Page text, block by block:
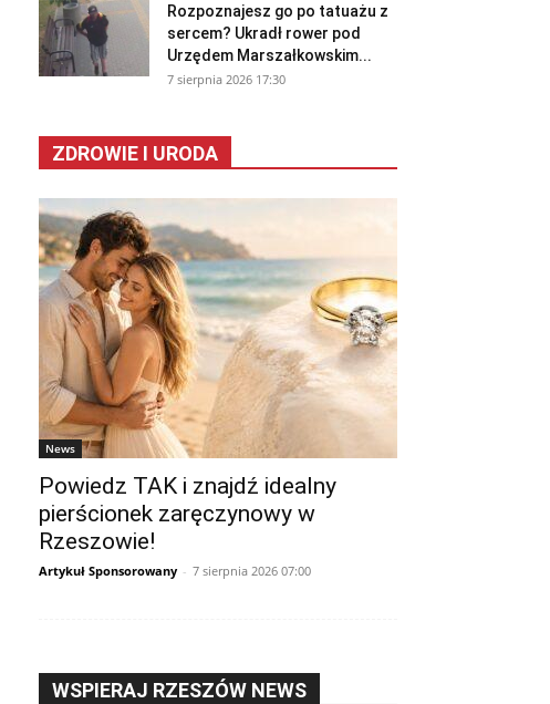
Rozpoznajesz go po tatuażu z
sercem? Ukradł rower pod
Urzędem Marszałkowskim...
7 sierpnia 2026 17:30
ZDROWIE I URODA
News
Powiedz TAK i znajdź idealny
pierścionek zaręczynowy w
Rzeszowie!
Artykuł Sponsorowany - 7 sierpnia 2026 07:00
WSPIERAJ RZESZÓW NEWS